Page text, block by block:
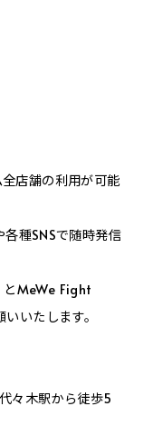
店舗の利用が可能
種SNSで随時発信
とMeWe Fight
いたします。
々木駅から徒歩5